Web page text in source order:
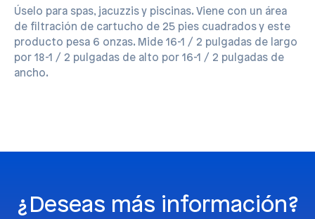
Úselo para spas, jacuzzis y piscinas. Viene con un área
de ﬁltración de cartucho de 25 pies cuadrados y este
producto pesa 6 onzas. Mide 16-1 / 2 pulgadas de largo
por 18-1 / 2 pulgadas de alto por 16-1 / 2 pulgadas de
ancho.
¿Deseas más información?